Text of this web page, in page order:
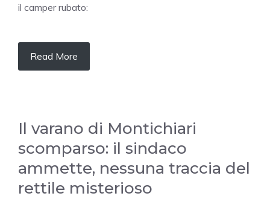
il camper rubato:
Read More
Il varano di Montichiari
scomparso: il sindaco
ammette, nessuna traccia del
rettile misterioso